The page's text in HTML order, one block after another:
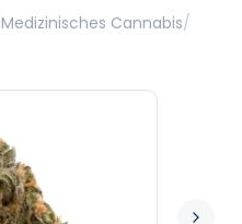
Medizinisches Cannabis/